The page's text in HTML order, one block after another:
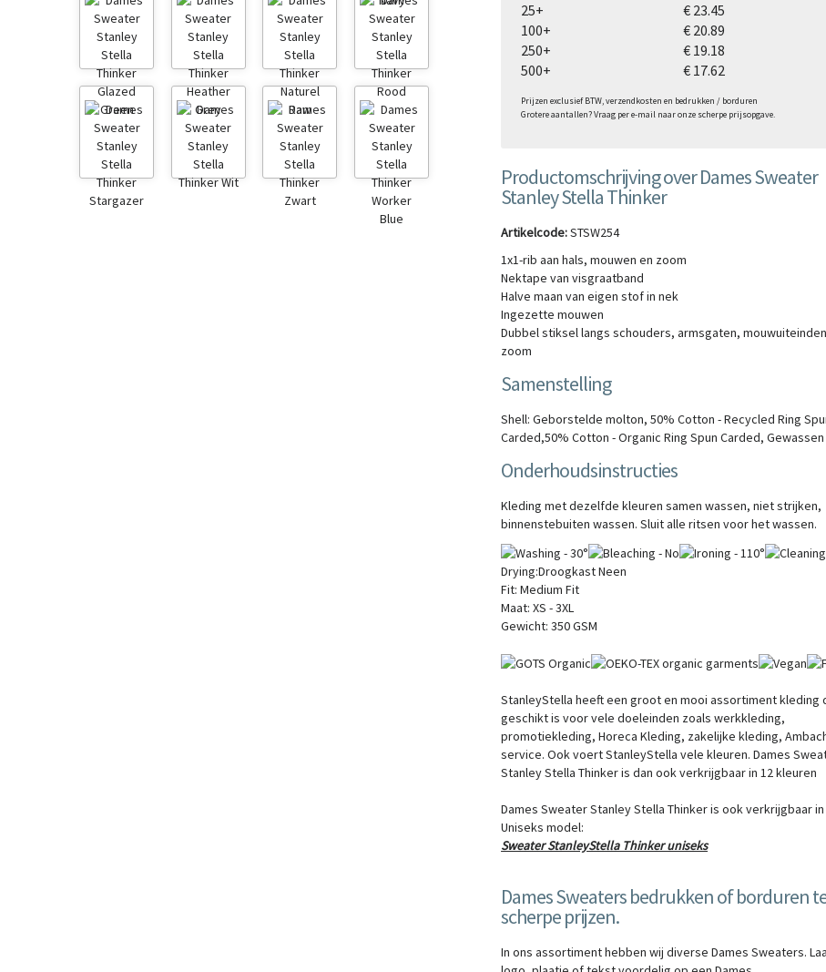
25+
€ 23.45
100+
€ 20.89
250+
€ 19.18
500+
€ 17.62
Prijzen exclusief BTW, verzendkosten en bedrukken / borduren
Grotere aantallen? Vraag per e-mail naar onze scherpe prijsopgave.
Productomschrijving over Dames Sweater
Stanley Stella Thinker
Artikelcode:STSW254
1x1-rib aan hals, mouwen en zoom
Nektape van visgraatband
Halve maan van eigen stof in nek
Ingezette mouwen
Dubbel stiksel langs schouders, armsgaten,
zoom
Samenstelling
Shell: Geborstelde molton, 50% Cotton - Recycled Ring
Carded,50% Cotton - Organic Ring Spun Carded,
Onderhoudsinstructies
Kleding met dezelfde kleuren samen wassen, niet strijken,
binnenstebuiten wassen. Sluit alle ritsen voor het wassen.
Drying:Droogkast Neen
Fit: Medium Fit
Maat: XS - 3XL
Gewicht: 350 GSM
StanleyStella heeft een groot en mooi assortiment kleding
geschikt is voor vele doeleinden zoals werkkleding,
promotiekleding, Horeca Kleding, zakelijke kleding,
service. Ook voert StanleyStella vele kleuren. Dames
Stanley Stella Thinker is dan ook verkrijgbaar in 12 kleuren
Dames Sweater Stanley Stella Thinker is ook verkrijgbaar
Uniseks model:
Sweater StanleyStella Thinker uniseks
Dames Sweaters bedrukken of borduren
scherpe prijzen.
In ons assortiment hebben wij diverse Dames Sweaters.